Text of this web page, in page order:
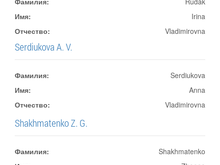
Имя:
Irina
Отчество:
Vladimirovna
Serdiukova A. V.
Фамилия:
Serdiukova
Имя:
Anna
Отчество:
Vladimirovna
Shakhmatenko Z. G.
Фамилия:
Shakhmatenko